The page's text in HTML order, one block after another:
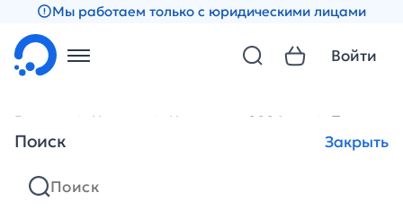
Мы работаем только с юридическими лицами
Поиск Закрыть
Войти
Главная Новости Новости за 2006 год